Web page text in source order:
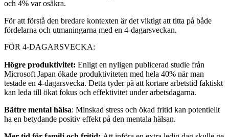
och 4% var osäkra.
För att förstå den bredare kontexten är det viktigt att titta på både
fördelarna och utmaningarna med en 4-dagarsveckan.
FÖR 4-DAGARSVECKA:
Högre produktivitet: Enligt en nyligen publicerad studie från
Microsoft Japan ökade produktiviteten med hela 40% när man
testade en 4-dagarsvecka. Detta tyder på att kortare arbetstid faktiskt
kan leda till ökat fokus och effektivitet under arbetsdagarna.
Bättre mental hälsa: Minskad stress och ökad fritid kan potentiellt
ha en betydande positiv effekt på den mentala hälsan.